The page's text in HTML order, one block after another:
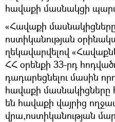
հավաքի մասնակցի
«Հավաքի
ոստիկանության
ղեկավարվելով
ՀՀ օրենքի 33-րդ
դադարեցնելու մասին
հավաքի մասնակիցները
են հավաքի վայրից
վրա,ոստիկանության